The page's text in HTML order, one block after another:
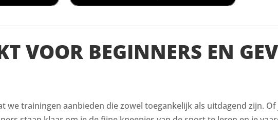
VOOR BEGINNERS EN
we trainingen aanbieden die zowel toegankelijk als uitdagend zijn.